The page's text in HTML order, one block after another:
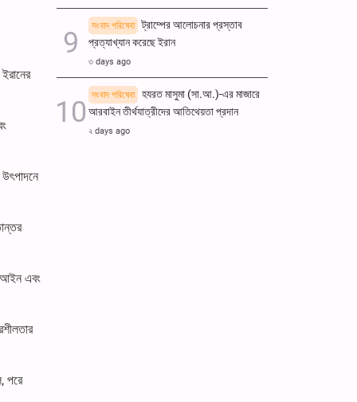
আইন এবং
পরে
সংবাদ পরিষেবা
ট্রাম্পের আলোচনার প্রস্তাব
প্রত্যাখ্যান করেছে ইরান
৩ days ago
সংবাদ পরিষেবা
হযরত মাসুমা (সা.আ.)-এর মাজারে
আরবাইন তীর্থযাত্রীদের আতিথেয়তা প্রদান
২ days ago